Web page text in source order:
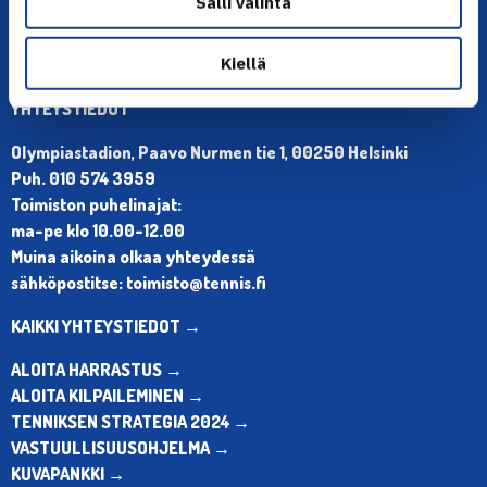
Kiellä
YHTEYSTIEDOT
Olympiastadion, Paavo Nurmen tie 1, 00250 Helsinki
Puh. 010 574 3959
Toimiston puhelinajat:
ma-pe klo 10.00-12.00
Muina aikoina olkaa yhteydessä
sähköpostitse: toimisto@tennis.fi
KAIKKI YHTEYSTIEDOT →
ALOITA HARRASTUS →
ALOITA KILPAILEMINEN →
TENNIKSEN STRATEGIA 2024 →
VASTUULLISUUSOHJELMA →
KUVAPANKKI →